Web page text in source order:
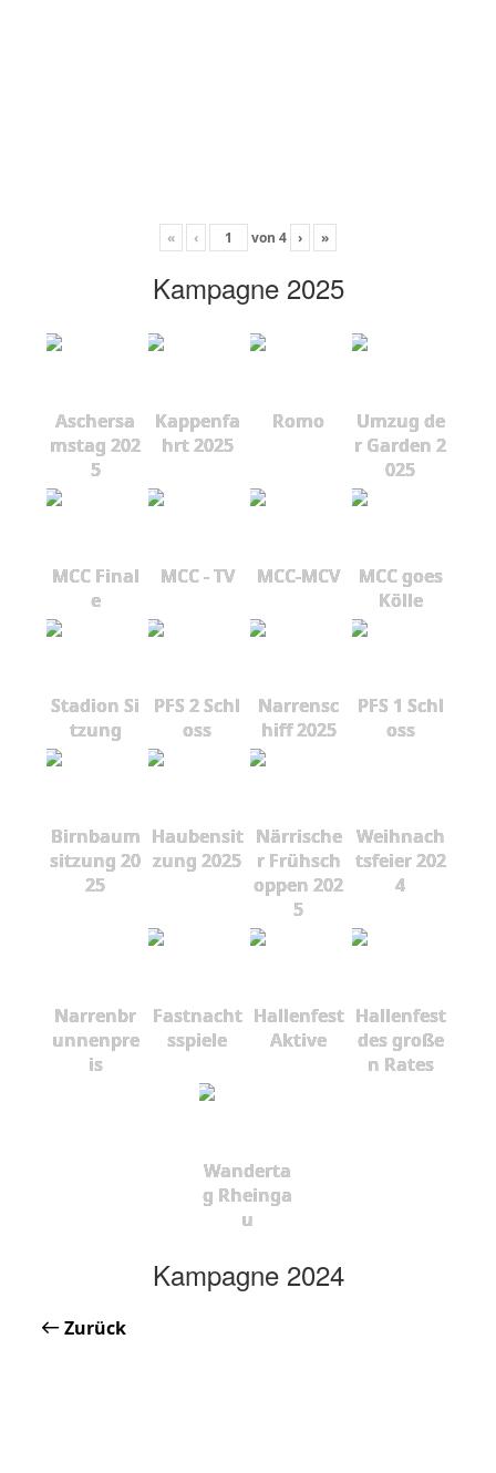
« ‹ von 4 › »
Kampagne 2025
Aschersa
mstag 202
5
Kappenfa
hrt 2025
Romo
Umzug de
r Garden 2
025
MCC Final
e
MCC - TV MCC-MCV
MCC goes
Kölle
Stadion Si
tzung
PFS 2 Schl
oss
Narrensc
hiff 2025
PFS 1 Schl
oss
Birnbaum
sitzung 20
25
Haubensit
zung 2025
Närrische
r Frühsch
oppen 202
5
Weihnach
tsfeier 202
4
Narrenbr
unnenpre
is
Fastnacht
sspiele
Hallenfest
Aktive
Hallenfest
des große
n Rates
Wanderta
g Rheinga
u
Kampagne 2024
Zurück